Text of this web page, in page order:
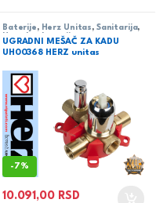
Baterije , Herz Unitas , Sanitarija,
Ugradne baterije
UGRADNI MEŠAČ ZA KADU
UH00368 HERZ unitas
-7%
10.091,00 RSD